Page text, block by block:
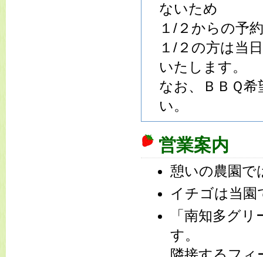
ないため
１/２からの予
１/２の方は当
いたします。
なお、ＢＢＱ
い。
営業案内
憩いの農園で
イチゴは当園
「南知多グ
す。